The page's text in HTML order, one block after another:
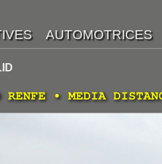
• MEDIA